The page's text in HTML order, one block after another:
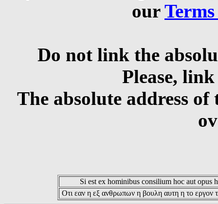
our
Do not link the
Please,
The absolute address
Si est ex hominibus consilium hoc aut opus
Οτι εαν η εξ ανθρωπων η βουλη αυτη η το εργον